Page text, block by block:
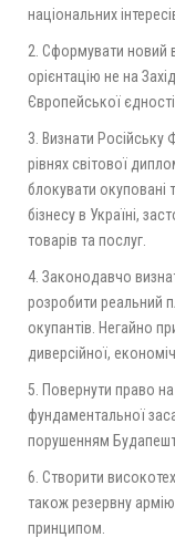
національних
2. Сформувати новий
орієнтацію не на
Європейської
3. Визнати
рівнях світової
блокувати окуповані
бізнесу в Україні,
товарів та послуг.
4. Законодавчо
розробити реальний
окупантів. Негайно
диверсійної,
5. Повернути право
фундаментальної
порушенням
6. Створити
також резервну
принципом.